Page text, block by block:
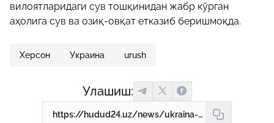
вилоятларидаги сув тошқинидан жабр кўрган
аҳолига сув ва озиқ-овқат етказиб беришмоқда.
Херсон Украина urush
Улашиш:
https://hudud24.uz/news/ukraina-karshi-khuzhumni-kuchajtiradi-suv-bosgan-hersondan-akholi-evakuacziya-kilinmokda